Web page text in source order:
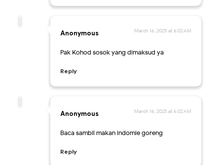
Anonymous March 16, 2025 at 6:02 AM
Pak Kohod sosok yang dimaksud ya
Reply
Anonymous March 16, 2025 at 6:02 AM
Baca sambil makan indomie goreng
Reply